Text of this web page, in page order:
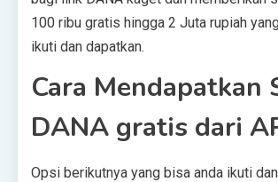
100 ribu gratis hingga 2 Juta rupiah
ikuti dan dapatkan.
Cara Mendapatkan
DANA gratis dari
Opsi berikutnya yang bisa anda ikuti